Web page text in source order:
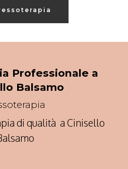
Professionale a
Balsamo
di qualità a Cinisello